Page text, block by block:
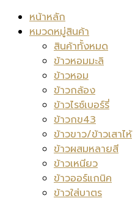
หน้าหลัก
หมวดหมู่สินค้า
สินค้าทั้งหมด
ข้าวหอมมะลิ
ข้าวหอม
ข้าวกล้อง
ข้าวไรซ์เบอร์รี่
ข้าวกข43
ข้าวขาว/ข้าวเสาไห้
ข้าวผสมหลายสี
ข้าวเหนียว
ข้าวออร์แกนิค
ข้าวใส่บาตร